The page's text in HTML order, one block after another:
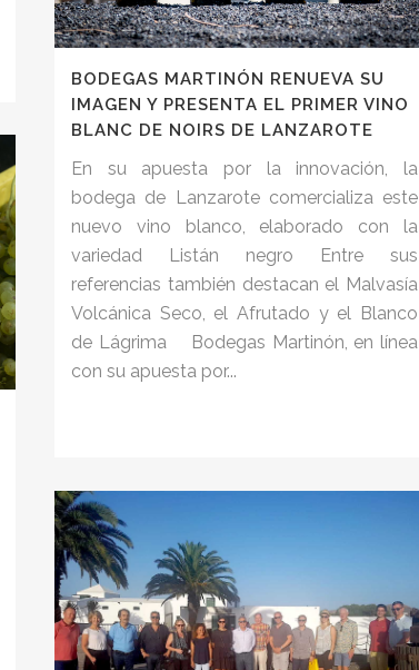
BODEGAS MARTINÓN RENUEVA SU
IMAGEN Y PRESENTA EL PRIMER VINO
BLANC DE NOIRS DE LANZAROTE
En su apuesta por la innovación, la
bodega de Lanzarote comercializa este
nuevo vino blanco, elaborado con la
variedad Listán negro Entre sus
referencias también destacan el Malvasía
Volcánica Seco, el Afrutado y el Blanco
de Lágrima Bodegas Martinón, en línea
con su apuesta por...